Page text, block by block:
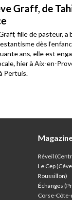
Graff, de
fille de pasteur, a
dès
ans, elle est
hier à Aix-en-
Pertuis.
Réveil
Le Cep
Roussillon)
Échanges
Corse-Côte-